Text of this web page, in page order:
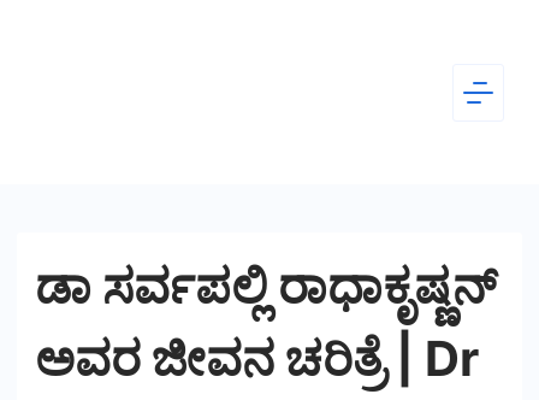
Kannada
ಡಾ ಸರ್ವಪಲ್ಲಿ ರಾಧಾಕೃಷ್ಣನ್
ಅವರ ಜೀವನ ಚರಿತ್ರೆ | Dr